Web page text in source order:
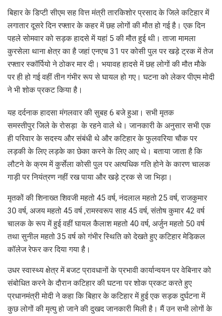
बिहार के डिप्टी सीएम सह वित्त मंत्री तारकिशोर प्रसाद के जिले कटिहार में
लगातार दूसरे दिन रफ्तार के कहर में छह लोगों की मौत हो गई है। एक दिन
पहले सोमवार को सड़क हादसे में यहां 5 की मौत हुई थी। ताजा मामला
कुरसेला थाना क्षेत्र का है जहां एनएच 31 पर कोसी पुल पर खड़े ट्रक में तेज
रफ्तार स्कॉर्पियो ने ठोकर मार दी। भयावह हादसे में छह लोगों की मौत मौके
पर ही हो गई वहीं तीन गंभीर रूप से घायल हो गए। घटना को लेकर पीएम मोदी
ने भी शोक प्रकट किया है।
यह दर्दनाक हादसा मंगलवार की सुबह 6 बजे हुआ। सभी मृतक
समस्तीपुर जिले के रोसड़ा के रहने वाले थे। जानकारी के अनुसार सभी एक
ही परिवार के सदस्य और संबंधी थे और कटिहार के फुलवरिया चौक पर
लड़की के लिए लड़के का छेका करने के लिए आए थे। बताया जाता है कि
लौटने के क्रम में कुर्सेला कोसी पुल पर अत्यधिक गति होने के कारण चालक
गाड़ी पर नियंत्रण नहीं रख पाया और खड़े ट्रक से जा भिड़ा।
मृतकों की शिनाख्त शिवजी महतो 45 वर्ष, नंदलाल महतो 25 वर्ष, राजकुमार
30 वर्ष, अजय महतो 45 वर्ष ,रामस्वरूप साह 45 वर्ष, संतोष कुमार 42 वर्ष
चालक के रूप में हुई वहीं घायल कैलाश महतो 40 वर्ष, अर्जुन महतो 50 वर्ष
तथा सुनील महतो 35 वर्ष को गंभीर स्थिति को देखते हुए कटिहार मेडिकल
कॉलेज रेफर कर दिया गया है।
उधर स्वास्थ्य क्षेत्र में बजट प्रावधानों के प्रभावी कार्यान्वयन पर वेबिनार को
संबोधित करने के दौरान कटिहार की घटना पर शोक प्रकट करते हुए
प्रधानमंत्री मोदी ने कहा कि बिहार के कटिहार में हुई एक सड़क दुर्घटना में
कुछ लोगों की मृत्यु हो जाने की दुखद जानकारी मिली है। मैं उन सभी लोगों के